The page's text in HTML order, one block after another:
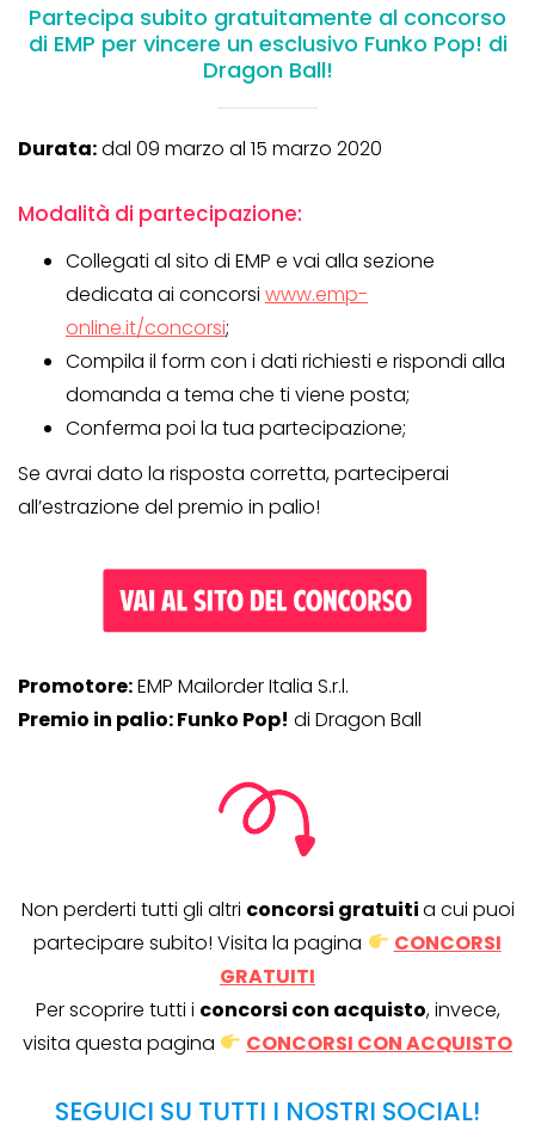
Partecipa subito gratuitamente al concorso
di EMP per vincere un esclusivo Funko Pop! di
Dragon Ball!
Durata:dal 09 marzo al 15 marzo 2020
Modalità di partecipazione:
Collegati al sito di EMP e vai alla sezione
dedicata ai concorsi www.emp-
online.it/concorsi;
Compila il form con i dati richiesti e rispondi alla
domanda a tema che ti viene posta;
Conferma poi la tua partecipazione;
Se avrai dato la risposta corretta, parteciperai
all’estrazione del premio in palio!
Promotore:EMP Mailorder Italia S.r.l.
Premio in palio: Funko Pop! di Dragon Ball
Non perderti tutti gli altri concorsi gratuitia cui puoi
partecipare subito! Visita la pagina
CONCORSI
GRATUITI
Per scoprire tutti i concorsi con acquisto, invece,
visita questa pagina
CONCORSI CON ACQUISTO
SEGUICI SU TUTTI I NOSTRI SOCIAL!